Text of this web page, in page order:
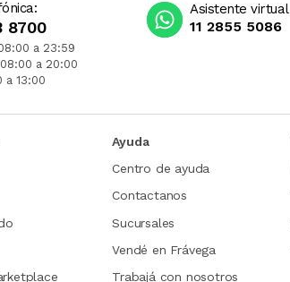
8700
a 23:59
a 20:00
a 13:00
Asistente virtual
11 2855 5086
Ayuda
Centro de ayuda
Contactanos
Sucursales
Vendé en Frávega
Trabajá con nosotros